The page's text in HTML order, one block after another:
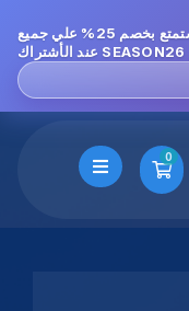
📢 بمناسبة انطلاق الموسم الكروي الجديد استمتع بخصم 25% علي جميع
0
عربة التسوق